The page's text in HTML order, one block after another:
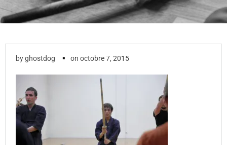
byghostdog ▪ on octobre 7, 2015